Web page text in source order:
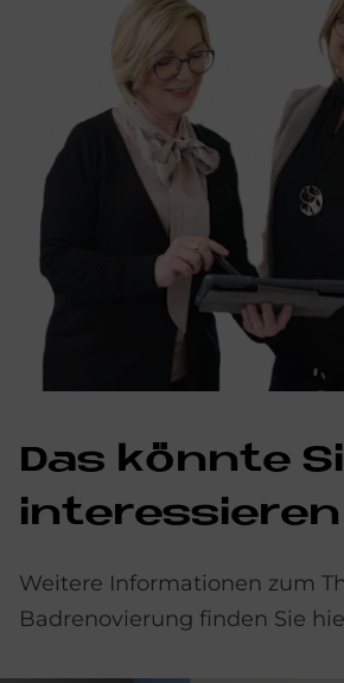
Das könnte
interessieren
Weitere Informationen zum
Badrenovierung finden Sie